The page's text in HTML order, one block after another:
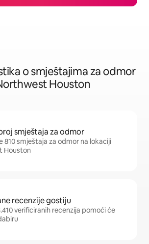
o smještajima za odmor
Houston
smještaja za odmor
810 smještaja za odmor na lokaciji
Houston
recenzije gostiju
verificiranih recenzija pomoći će